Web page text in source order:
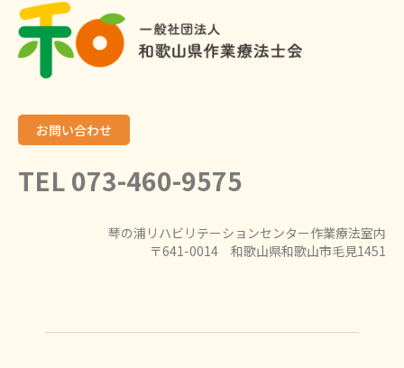
お問い合わせ
TEL 073-460-9575
琴の浦リハビリテーションセンター作業療法室内
〒641-0014 和歌山県和歌山市毛見1451